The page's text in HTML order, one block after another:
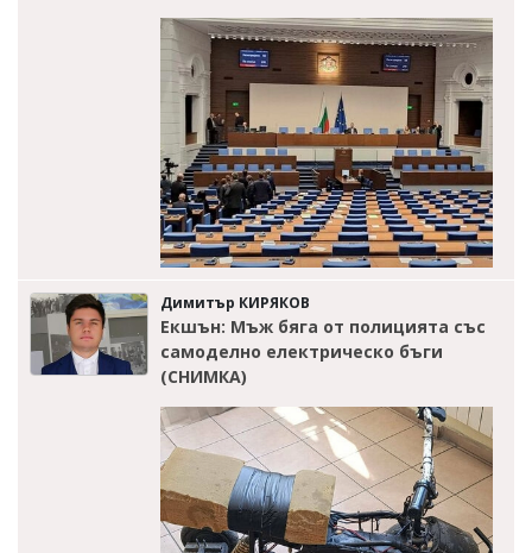
Димитър КИРЯКОВ
Екшън: Мъж бяга от полицията със
самоделно електрическо бъги
(СНИМКА)